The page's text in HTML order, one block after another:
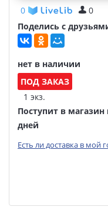
0
0
Поделись с
нет в наличии
ПОД ЗАКАЗ
1 экз.
Поступит в
дней
Есть ли доставка в мой